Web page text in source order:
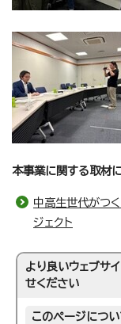
本事業に関する取材
中高生世代がつ
ジェクト
より良いウェブサ
せください
このページにつ